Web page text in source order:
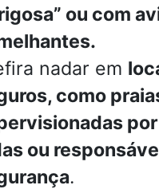
ou com
nadar em
como
ou
.